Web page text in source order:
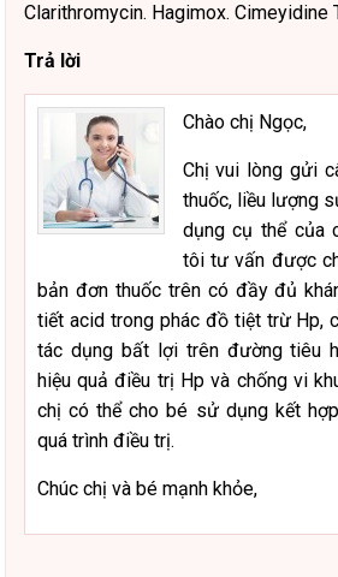
Clarithromycin. Hagimox. Cimeyidine
Trả lời
Chào chị Ngọc,
Chị vui lòng gửi
thuốc, liều lượng
dụng cụ thể của
tôi tư vấn được
bản đơn thuốc trên có đầy đủ
tiết acid trong phác đồ tiệt trừ Hp,
tác dụng bất lợi trên đường tiêu
hiệu quả điều trị Hp và chống vi
chị có thể cho bé sử dụng kết
quá trình điều trị.
Chúc chị và bé mạnh khỏe,